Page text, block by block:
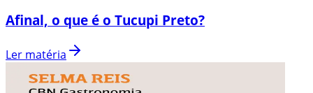
Afinal, o que é o Tucupi Preto?
Ler matéria